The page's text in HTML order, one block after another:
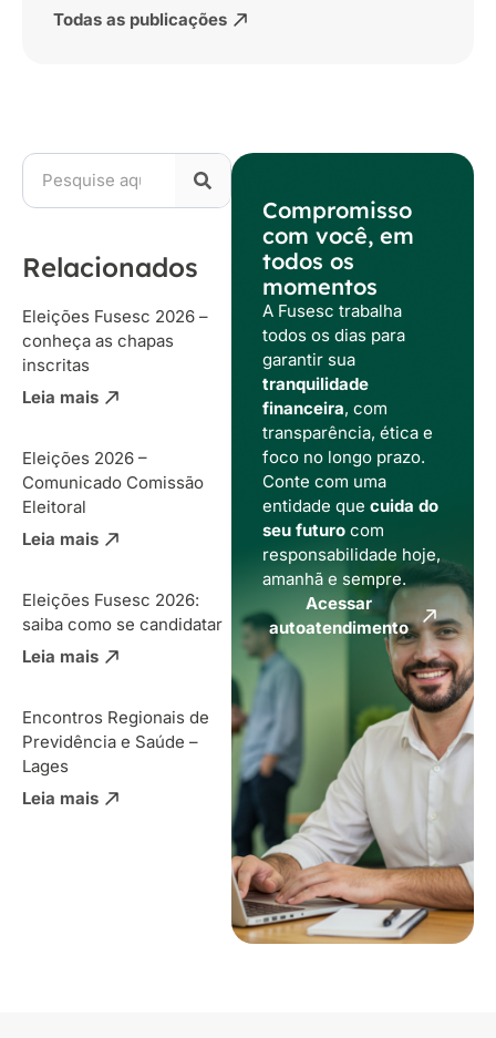
Todas as publicações
Relacionados
Eleições Fusesc 2026 –
conheça as chapas
inscritas
Leia mais
Eleições 2026 –
Comunicado Comissão
Eleitoral
Leia mais
Eleições Fusesc 2026:
saiba como se candidatar
Leia mais
Encontros Regionais de
Previdência e Saúde –
Lages
Leia mais
Compromisso
com você, em
todos os
momentos
A Fusesc trabalha
todos os dias para
garantir sua
tranquilidade
financeira, com
transparência, ética e
foco no longo prazo.
Conte com uma
entidade que cuida do
seu futurocom
responsabilidade hoje,
amanhã e sempre.
Acessar
autoatendimento